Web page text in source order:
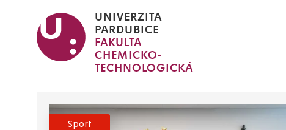
hlavnímu
UNIVERZITA
PARDUBICE
FAKULTA
CHEMICKO-
TECHNOLOGICKÁ
Sport